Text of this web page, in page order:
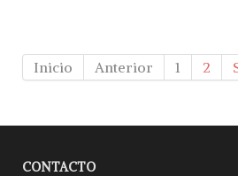
Inicio Anterior 1 2
CONTACTO